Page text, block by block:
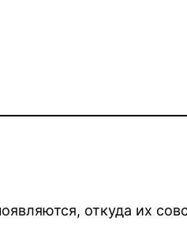
откуда их